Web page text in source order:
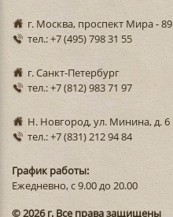
г. Москва, проспект Мира - 89
тел.: +7 (495) 798 31 55
г. Санкт-Петербург
тел.: +7 (812) 983 71 97
Н. Новгород, ул. Минина, д. 6
тел.: +7 (831) 212 94 84
График работы:
Ежедневно, с 9.00 до 20.00
© 2026 г. Все права защищены